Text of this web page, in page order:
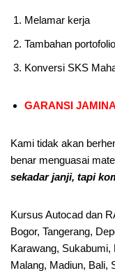
Melamar kerja
Tambahan portofolio
Konversi SKS
GARANSI
Kami tidak akan
benar menguasai
sekadar janji, tapi
Kursus Autocad dan
Bogor, Tangerang,
Karawang, Sukabumi,
Malang, Madiun, Bali,